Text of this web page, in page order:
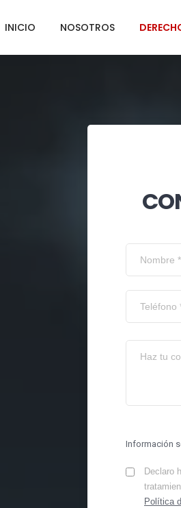
INICIO NOSOTROS
Información
Declaro
Política